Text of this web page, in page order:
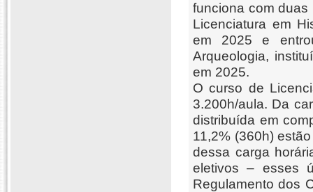
funciona com duas
Licenciatura em
em 2025 e
Arqueologia,
em 2025.
O curso de
3.200h/aula. Da
distribuída em
11,2% (360h)
dessa carga
eletivos – esses
Regulamento dos